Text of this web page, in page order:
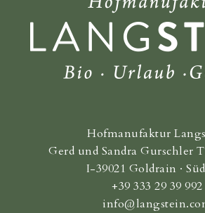
Hofmanufaktur
Gerd und Sandra Gurschler
I-39021 Goldrain ·
+39 333 29 39 992